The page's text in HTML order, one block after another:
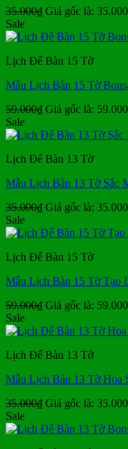
35.000₫ Giá gốc là:
Sale
Lịch Để Bàn 15 Tờ
Mẫu Lịch Bàn 15 Tờ
59.000₫ Giá gốc là:
Sale
Lịch Để Bàn 13 Tờ
Mẫu Lịch Bàn 13 Tờ Sắc
35.000₫ Giá gốc là:
Sale
Lịch Để Bàn 15 Tờ
Mẫu Lịch Bàn 15 Tờ Tạo
59.000₫ Giá gốc là:
Sale
Lịch Để Bàn 13 Tờ
Mẫu Lịch Bàn 13 Tờ Hoa
35.000₫ Giá gốc là:
Sale